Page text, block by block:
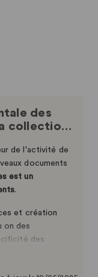
des
collectio…
de l'activité de
documents
est un
.
et création
on des
des